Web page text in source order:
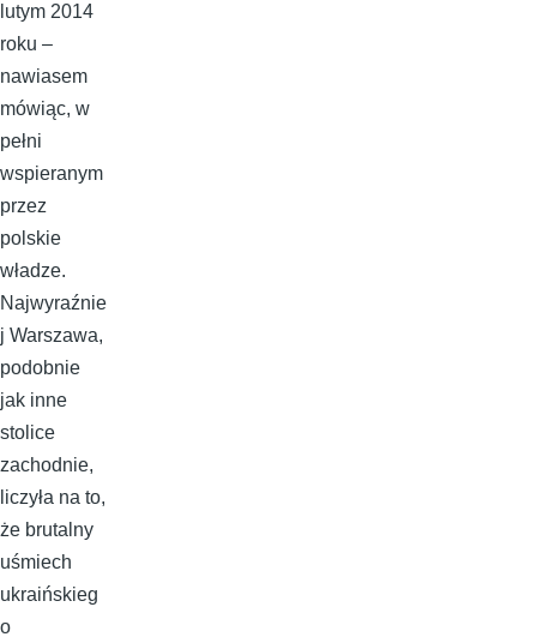
lutym 2014
roku –
nawiasem
mówiąc, w
pełni
wspieranym
przez
polskie
władze.
Najwyraźnie
j Warszawa,
podobnie
jak inne
stolice
zachodnie,
liczyła na to,
że brutalny
uśmiech
ukraińskieg
o